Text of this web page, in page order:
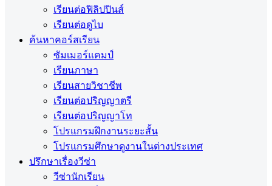
เรียนต่อฟิลิปปินส์
เรียนต่อดูไบ
ค้นหาคอร์สเรียน
ซัมเมอร์แคมป์
เรียนภาษา
เรียนสายวิชาชีพ
เรียนต่อปริญญาตรี
เรียนต่อปริญญาโท
โปรแกรมฝึกงานระยะสั้น
โปรแกรมศึกษาดูงานในต่างประเทศ
ปรึกษาเรื่องวีซ่า
วีซ่านักเรียน